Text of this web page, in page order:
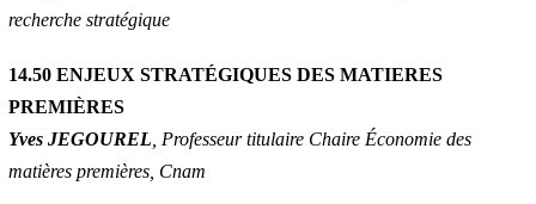
recherche stratégique
14.50 ENJEUX STRATÉGIQUES DES MATIERES
PREMIÈRES
Yves JEGOUREL , Professeur titulaire Chaire Économie des
matières premières, Cnam